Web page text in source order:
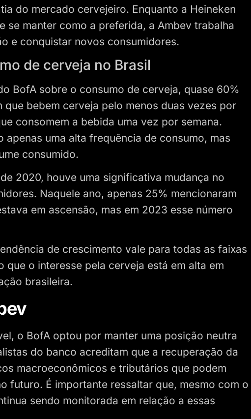
do mercado cervejeiro. Enquanto a Heineken
se manter como a preferida, a Ambev trabalha
e conquistar novos consumidores.
de cerveja no Brasil
BofA sobre o consumo de cerveja, quase 60%
bebem cerveja pelo menos duas vezes por
consomem a bebida uma vez por semana.
apenas uma alta frequência de consumo, mas
consumido.
2020, houve uma significativa mudança no
Naquele ano, apenas 25% mencionaram
em ascensão, mas em 2023 esse número
de crescimento vale para todas as faixas
que o interesse pela cerveja está em alta em
brasileira.
o BofA optou por manter uma posição neutra
do banco acreditam que a recuperação da
macroeconômicos e tributários que podem
futuro. É importante ressaltar que, mesmo com o
sendo monitorada em relação a essas